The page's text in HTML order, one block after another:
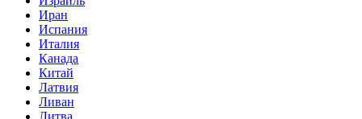
Иран
Испания
Италия
Канада
Китай
Латвия
Ливан